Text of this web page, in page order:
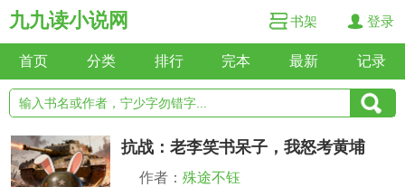
九九读小说网 书架 登录
首页 分类 排行 完本 最新 记录
抗战：老李笑书呆子，我怒考黄埔
作者： 殊途不钰